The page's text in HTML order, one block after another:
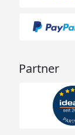
Partner